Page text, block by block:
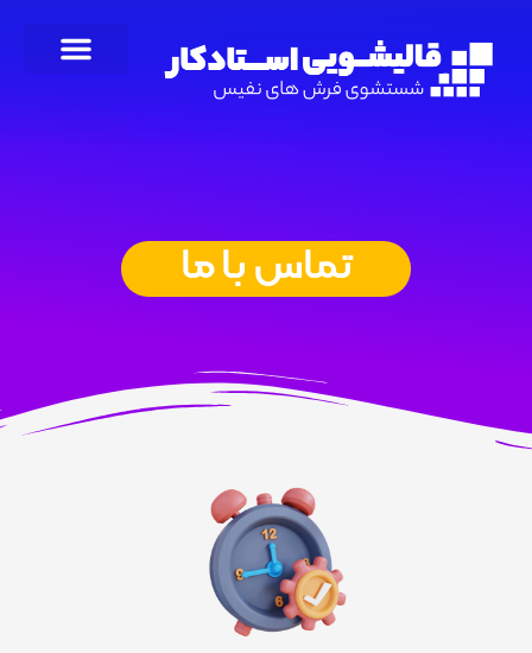
تماس با ما